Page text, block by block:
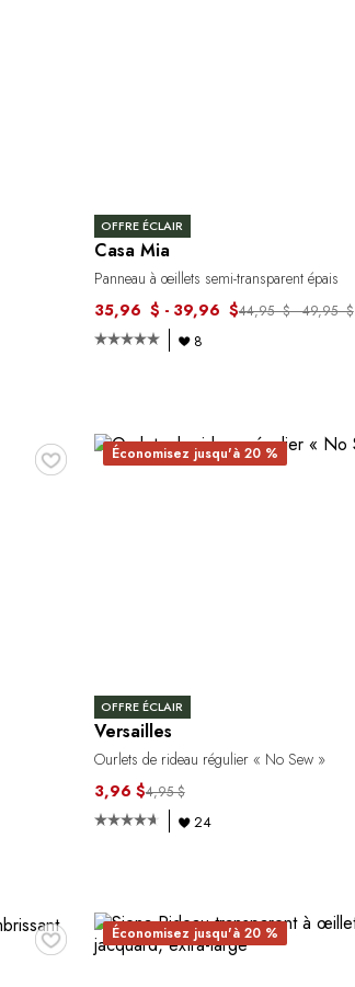
OFFRE ÉCLAIR
Casa Mia
Panneau à œillets semi-transparent épais
35,96 $ - 39,96 $44,95 $ - 49,95 $
8
♥ Économisez jusqu'à 20 %
OFFRE ÉCLAIR
Versailles
Ourlets de rideau régulier « No Sew »
3,96 $4,95 $
24
♥ Économisez jusqu'à 20 %